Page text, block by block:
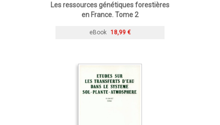
Les ressources génétiques forestières
en France. Tome 2
eBook 18,99 €